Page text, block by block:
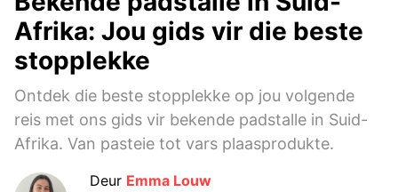
Afrika: Jou gids vir die beste
stopplekke
Ontdek die beste stopplekke op jou volgende
reis met ons gids vir bekende padstalle in Suid-
Afrika. Van pasteie tot vars plaasprodukte.
Deur Emma Louw